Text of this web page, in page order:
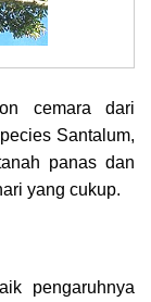
cemara dari
Santalum,
panas dan
yang cukup.
pengaruhnya